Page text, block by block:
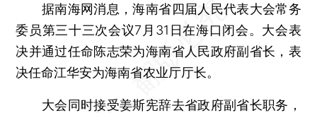
据南海网消息，海南省四届人民代表大会常务
委员第三十三次会议7月31日在海口闭会。大会表
决并通过任命陈志荣为海南省人民政府副省长，表
决任命江华安为海南省农业厅厅长。
大会同时接受姜斯宪辞去省政府副省长职务，